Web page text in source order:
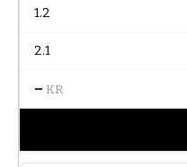
1.2
2.1
– KR